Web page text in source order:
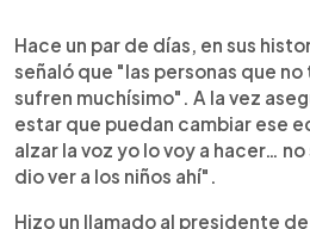
Hace un par de días, en sus
señaló que "las personas que
sufren muchísimo". A la vez
estar que puedan cambiar ese
alzar la voz yo lo voy a hacer…
dio ver a los niños ahí".
Hizo un llamado al presidente